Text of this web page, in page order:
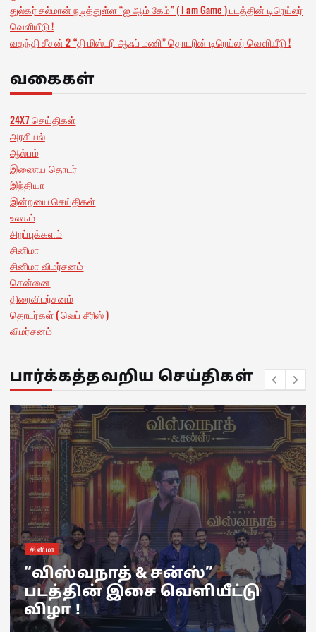
துல்கர் சல்மான் நடித்துள்ள “ஐ ஆம் கேம்” ( I am Game ) படத்தின் டிரெய்லர்
வெளியீடு !
வதந்தி சீசன் 2 “தி மிஸ்டரி ஆஃப் மணி” தொடரின் டிரெய்லர் வெளியீடு !
வகைகள்
24X7 செய்திகள்
அரசியல்
ஆல்பம்
இணைய தொடர்
இந்தியா
இன்றயை செய்திகள்
உலகம்
சிறப்புக்களம்
சினிமா
சினிமா விமர்சனம்
சென்னை
திரைவிமர்சனம்
தொடர்கள் ( வெப் சீரிஸ் )
விமர்சனம்
பார்க்கத்தவறிய செய்திகள்
சினிமா
“விஸ்வநாத் & சன்ஸ்”
படத்தின் இசை வெளியீட்டு
விழா !